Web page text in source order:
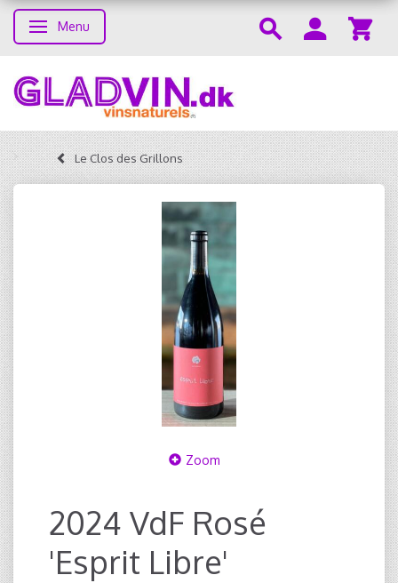
Toggle navigation
Menu
Le Clos des Grillons
Zoom
2024 VdF Rosé
'Esprit Libre'